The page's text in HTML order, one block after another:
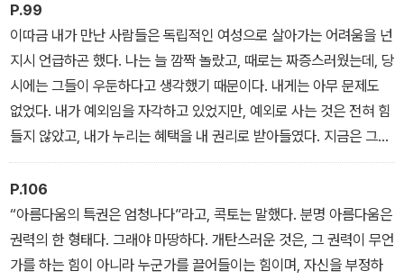
(나이 듦에 관한 이중 잣대)
P.99
이따금 내가 만난 사람들은 독립적인 여성으로 살아가는 어려움을 넌
지시 언급하곤 했다. 나는 늘 깜짝 놀랐고, 때로는 짜증스러웠는데, 당
시에는 그들이 우둔하다고 생각했기 때문이다. 내게는 아무 문제도
없었다. 내가 예외임을 자각하고 있었지만, 예외로 사는 것은 전혀 힘
들지 않았고, 내가 누리는 혜택을 내 권리로 받아들였다. 지금은 그것
이 잘못이었음을 안다.
(여성이라는 제3세계)
P.106
“아름다움의 특권은 엄청나다”라고, 콕토는 말했다. 분명 아름다움은
권력의 한 형태다. 그래야 마땅하다. 개탄스러운 것은, 그 권력이 무언
가를 하는 힘이 아니라 누군가를 끌어들이는 힘이며, 자신을 부정하